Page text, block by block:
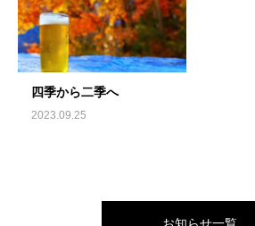
四季から二季へ
2023.09.25